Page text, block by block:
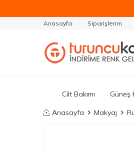
Anasayfa Siparişlerim
Cilt Bakımı Güneş
Anasayfa Makyaj